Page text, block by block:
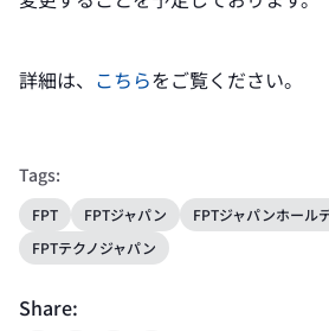
詳細は、 こちらをご覧ください。
Tags:
FPT FPTジャパン
FPTジャパンホール
FPTテクノジャパン
Share: